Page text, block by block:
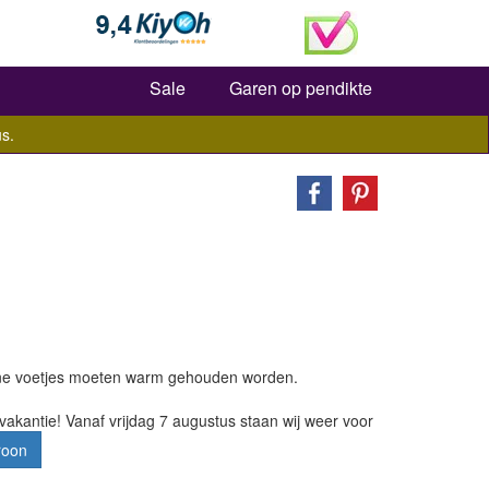
Zoeken
Sale Garen op pendikte
voetjes moeten warm gehouden worden.
Vanaf vrijdag 7 augustus staan wij weer voor